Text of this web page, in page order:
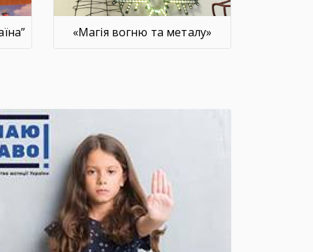
«Магія вогню та металу»